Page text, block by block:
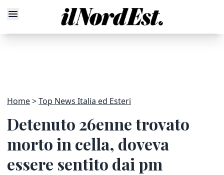
Home Top News Italia ed Esteri
Detenuto 26enne trovato
morto in cella, doveva
essere sentito dai pm